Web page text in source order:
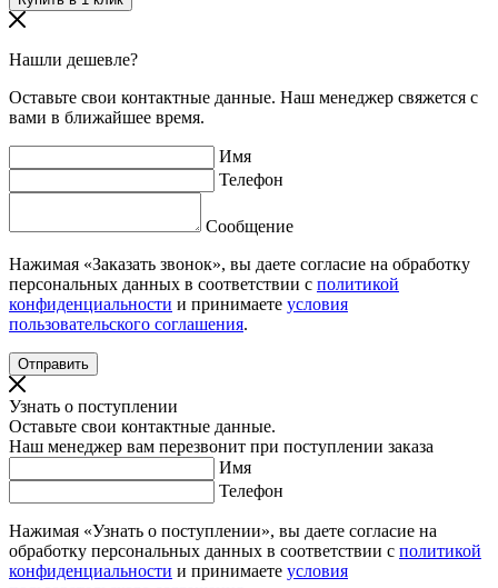
Нашли дешевле?
Оставьте свои контактные данные. Наш менеджер свяжется с
вами в ближайшее время.
Имя
Телефон
Сообщение
Нажимая «Заказать звонок», вы даете согласие на обработку
персональных данных в соответствии с политикой
конфиденциальности и принимаете условия
пользовательского соглашения.
Узнать о поступлении
Оставьте свои контактные данные.
Наш менеджер вам перезвонит при поступлении заказа
Имя
Телефон
Нажимая «Узнать о поступлении», вы даете согласие на
обработку персональных данных в соответствии с политикой
конфиденциальности и принимаете условия